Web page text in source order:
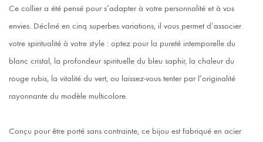
Ce collier a été pensé pour s’adapter à votre personnalité et à vos
envies. Décliné en cinq superbes variations, il vous permet d’associer
votre spiritualité à votre style : optez pour la pureté intemporelle du
blanc cristal, la profondeur spirituelle du bleu saphir, la chaleur du
rouge rubis, la vitalité du vert, ou laissez-vous tenter par l’originalité
rayonnante du modèle multicolore.
Conçu pour être porté sans contrainte, ce bijou est fabriqué en acier